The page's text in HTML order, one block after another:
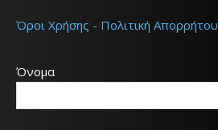
Όροι Χρήσης - Πολιτική Απορρήτου
Όνομα